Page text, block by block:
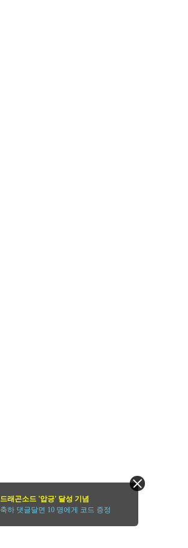
드래곤소드 '압긍' 달성 기념
축하 댓글달면 10 명에게 코드 증정